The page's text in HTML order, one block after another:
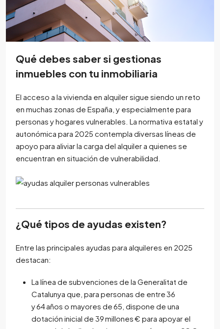
Qué debes saber si gestionas
inmuebles con tu inmobiliaria
El acceso a la vivienda en alquiler sigue siendo un reto
en muchas zonas de España, y especialmente para
personas y hogares vulnerables. La normativa estatal y
autonómica para 2025 contempla diversas líneas de
apoyo para aliviar la carga del alquiler a quienes se
encuentran en situación de vulnerabilidad.
¿Qué tipos de ayudas existen?
Entre las principales ayudas para alquileres en 2025
destacan:
La línea de subvenciones de la Generalitat de
Catalunya que, para personas de entre 36
y 64 años o mayores de 65, dispone de una
dotación inicial de 39 millones € para apoyar el